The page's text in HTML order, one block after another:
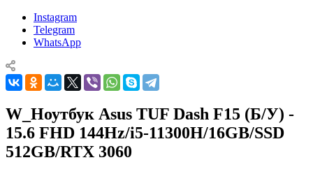
Instagram
Telegram
WhatsApp
W_Ноутбук Asus TUF Dash F15 (Б/У) -
15.6 FHD 144Hz/i5-11300H/16GB/SSD
512GB/RTX 3060